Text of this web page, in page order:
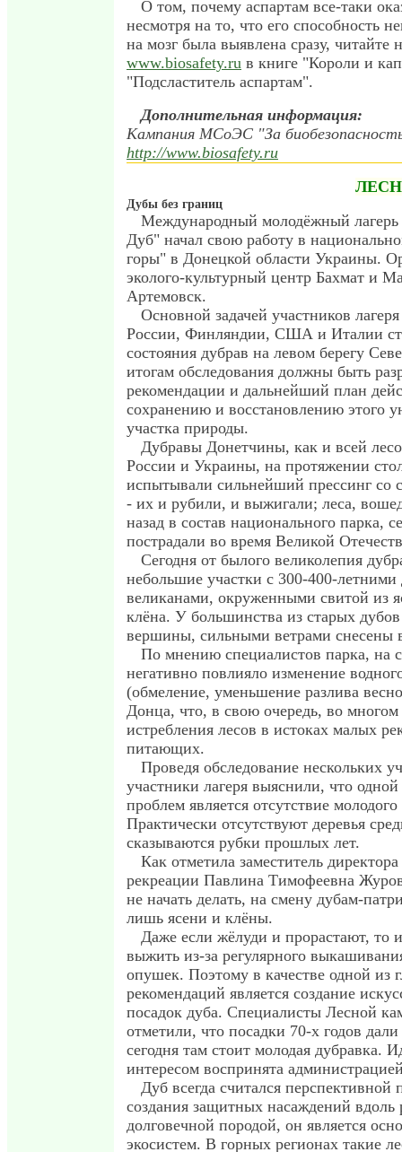
О том, почему аспартам все-таки
несмотря на то, что его способность
на мозг была выявлена сразу, читайте
www.biosafety.ru в книге "Короли и
"Подсластитель аспартам".
Дополнительная информация:
Кампания МСоЭС "За
http://www.biosafety.ru
Дубы без границ
Международный молодёжный лагерь
Дуб" начал свою работу в
горы" в Донецкой области Украины.
эколого-культурный центр Бахмат и
Артемовск.
Основной задачей участников
России, Финляндии, США и Италии
состояния дубрав на левом берегу
итогам обследования должны быть
рекомендации и дальнейший план
сохранению и восстановлению этого
участка природы.
Дубравы Донетчины, как и всей
России и Украины, на протяжении
испытывали сильнейший прессинг со
- их и рубили, и выжигали; леса,
назад в состав национального парка,
пострадали во время Великой
Сегодня от былого великолепия
небольшие участки с 300-400-летними
великанами, окруженными свитой из
клёна. У большинства из старых
вершины, сильными ветрами снесены
По мнению специалистов парка, на
негативно повлияло изменение
(обмеление, уменьшение разлива
Донца, что, в свою очередь, во многом
истребления лесов в истоках малых
питающих.
Проведя обследование нескольких
участники лагеря выяснили, что одной
проблем является отсутствие
Практически отсутствуют деревья
сказываются рубки прошлых лет.
Как отметила заместитель
рекреации Павлина Тимофеевна
не начать делать, на смену дубам-
лишь ясени и клёны.
Даже если жёлуди и прорастают, то
выжить из-за регулярного
опушек. Поэтому в качестве одной из
рекомендаций является создание
посадок дуба. Специалисты Лесной
отметили, что посадки 70-х годов дали
сегодня там стоит молодая дубравка.
интересом воспринята
Дуб всегда считался перспективной
создания защитных насаждений вдоль
долговечной породой, он является
экосистем. В горных регионах такие